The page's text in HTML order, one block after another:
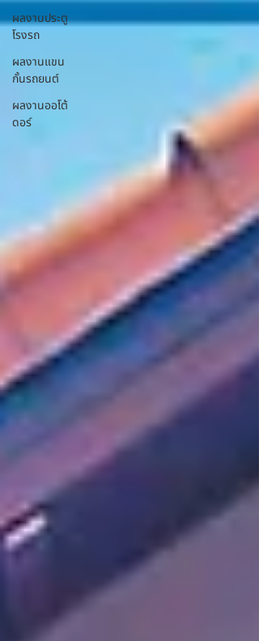
ผลงานประตู
โรงรถ
ผลงานแขน
กั้นรถยนต์
ผลงานออโต้
ดอร์